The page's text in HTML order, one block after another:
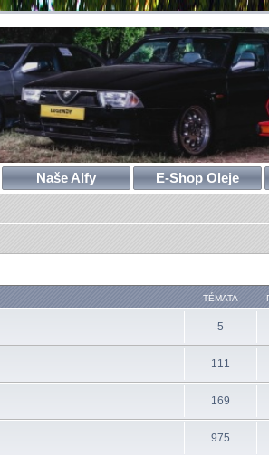
Naše Alfy E-Shop Oleje
TÉMATA
5
111
169
975